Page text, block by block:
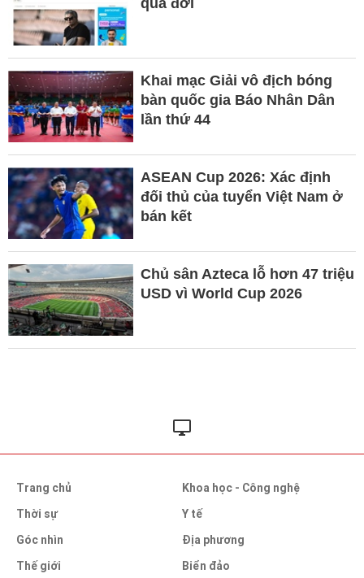
qua đời
Khai mạc Giải vô địch bóng
bàn quốc gia Báo Nhân Dân
lần thứ 44
ASEAN Cup 2026: Xác định
đối thủ của tuyển Việt Nam ở
bán kết
Chủ sân Azteca lỗ hơn 47 triệu
USD vì World Cup 2026
Trang chủ
Thời sự
Góc nhìn
Thế giới
Khoa học - Công nghệ
Y tế
Địa phương
Biển đảo